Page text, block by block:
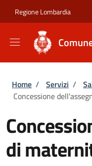
Regione Lombardia
Briciole di
Home / Servizi /
Concessione
di